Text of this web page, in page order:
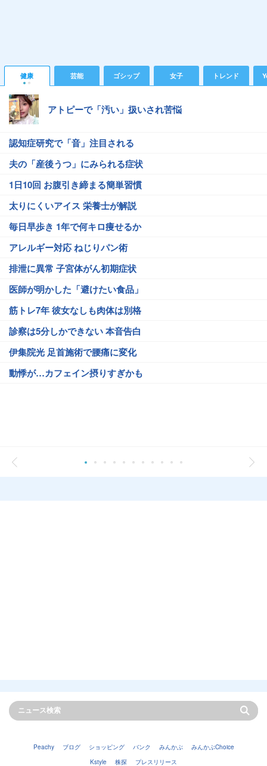
健康 芸能 ゴシップ 女子 トレンド
アトピーで「汚い」扱いされ苦悩
認知症研究で「音」注目される
夫の「産後うつ」にみられる症状
1日10回 お腹引き締まる簡単習慣
太りにくいアイス 栄養士が解説
毎日早歩き 1年で何キロ痩せるか
アレルギー対応 ねじりパン術
排泄に異常 子宮体がん初期症状
医師が明かした「避けたい食品」
筋トレ7年 彼女なしも肉体は別格
診察は5分しかできない 本音告白
伊集院光 足首施術で腰痛に変化
動悸が…カフェイン摂りすぎかも
Peachy ブログ ショッピング バンク みんかぶ
みんかぶChoice
Kstyle
株探 プレスリリース